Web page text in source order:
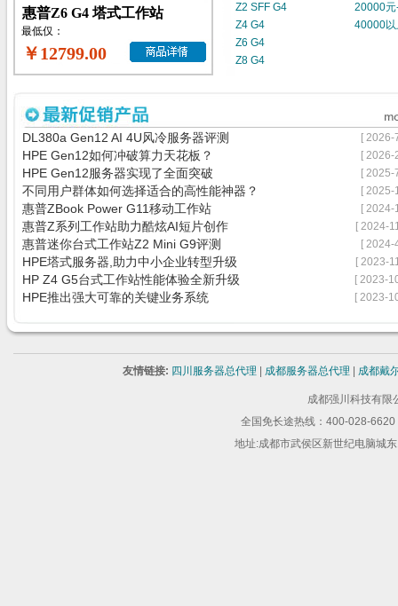
惠普Z6 G4 塔式工作站
最低仅：
￥12799.00
Z2 SFF G4
20000
Z4 G4
40000以
Z6 G4
Z8 G4
DL380a Gen12 AI 4U风冷服务器评测 [ 2026-
HPE Gen12如何冲破算力天花板？ [ 2026-
HPE Gen12服务器实现了全面突破 [ 2025-
不同用户群体如何选择适合的高性能神器？ [ 2025-
惠普ZBook Power G11移动工作站 [ 2024-
惠普Z系列工作站助力酷炫AI短片创作 [ 2024-
惠普迷你台式工作站Z2 Mini G9评测 [ 2024-
HPE塔式服务器,助力中小企业转型升级 [ 2023-
HP Z4 G5台式工作站性能体验全新升级 [ 2023-
HPE推出强大可靠的关键业务系统 [ 2023-
友情链接: 四川服务器总代理 成都服务器总代理 成都戴
成都强川科技有限
全国免长途热线：400-028-
地址:成都市武侯区新世纪电脑